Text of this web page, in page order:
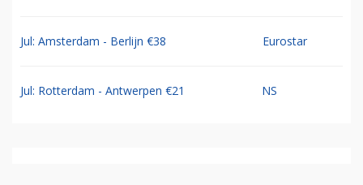
Jul: Amsterdam - Berlijn €38 Eurostar
Jul: Rotterdam - Antwerpen €21 NS